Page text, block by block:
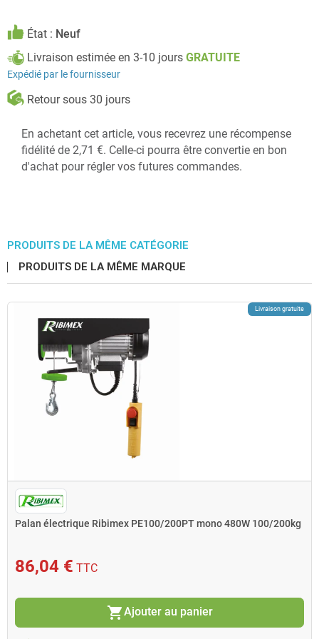
État : Neuf
Livraison estimée en 3-10 jours GRATUITE
Expédié par le fournisseur
Retour sous 30 jours
En achetant cet article, vous recevrez une récompense
fidélité de 2,71 €. Celle-ci pourra être convertie en bon
d'achat pour régler vos futures commandes.
PRODUITS DE LA MÊME CATÉGORIE
PRODUITS DE LA MÊME MARQUE
Livraison gratuite
Palan électrique Ribimex PE100/200PT mono 480W 100/200kg
86,04 € TTC
shopping_cartAjouter au panier